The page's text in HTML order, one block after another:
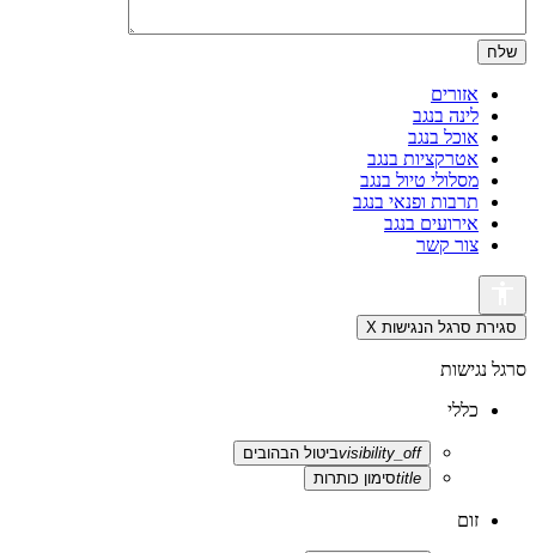
אזורים
לינה בנגב
אוכל בנגב
אטרקציות בנגב
מסלולי טיול בנגב
תרבות ופנאי בנגב
אירועים בנגב
צור קשר
סגירת סרגל הנגישות X
סרגל נגישות
כללי
visibility_offביטול הבהובים
titleסימון כותרות
זום